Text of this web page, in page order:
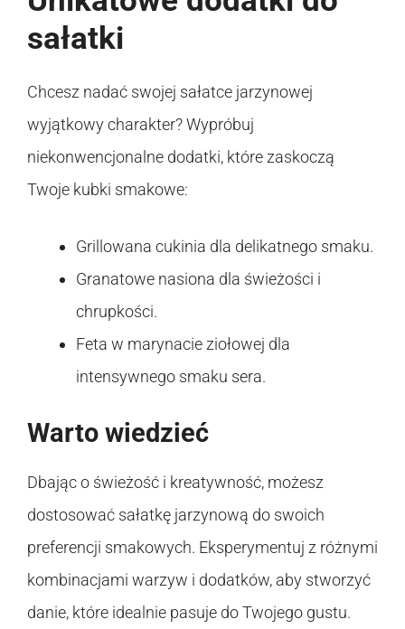
sałatki
Chcesz nadać swojej sałatce jarzynowej
wyjątkowy charakter? Wypróbuj
niekonwencjonalne dodatki, które zaskoczą
Twoje kubki smakowe:
Grillowana cukinia dla delikatnego smaku.
Granatowe nasiona dla świeżości i
chrupkości.
Feta w marynacie ziołowej dla
intensywnego smaku sera.
Warto wiedzieć
Dbając o świeżość i kreatywność, możesz
dostosować sałatkę jarzynową do swoich
preferencji smakowych. Eksperymentuj z różnymi
kombinacjami warzyw i dodatków, aby stworzyć
danie, które idealnie pasuje do Twojego gustu.